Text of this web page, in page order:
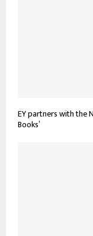
EY partners with the
Books’